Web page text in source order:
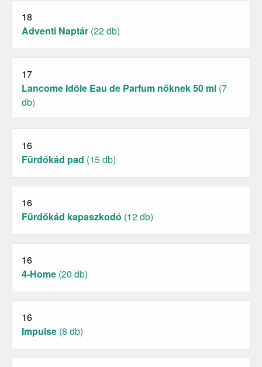
18
Adventi Naptár (22 db)
17
Lancome Idôle Eau de Parfum nőknek 50 ml (7
db)
16
Fürdőkád pad (15 db)
16
Fürdőkád kapaszkodó (12 db)
16
4-Home (20 db)
16
Impulse (8 db)